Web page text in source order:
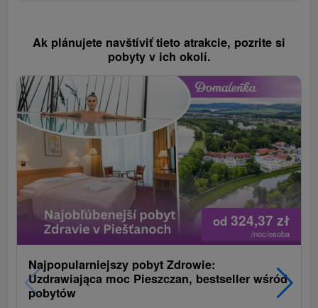
Ak plánujete navštíviť tieto atrakcie, pozrite si
pobyty v ich okolí.
od 324,37zł
/noc/osoba
Najpopularniejszy pobyt Zdrowie:
Uzdrawiająca moc Pieszczan, bestseller wśród
pobytów